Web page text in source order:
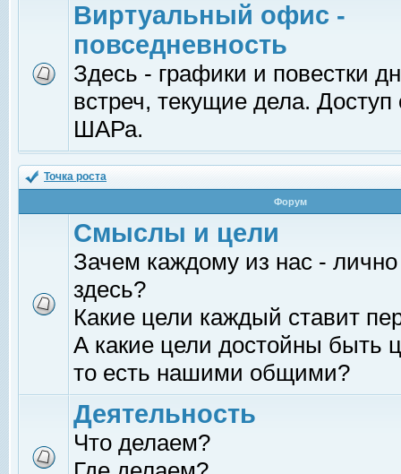
Виртуальный офис -
повседневность
Здесь - графики и повестки
встреч, текущие дела.
ШАРа.
Точка роста
Форум
Смыслы и цели
Зачем каждому из нас -
здесь?
Какие цели каждый ставит
А какие цели достойны быть
то есть нашими общими?
Деятельность
Что делаем?